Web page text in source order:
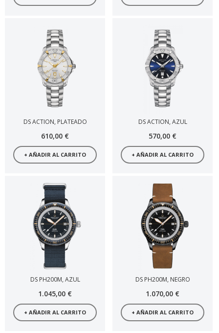
DS ACTION, PLATEADO
610,00 €
+ AÑADIR AL CARRITO
DS ACTION, AZUL
570,00 €
+ AÑADIR AL CARRITO
DS PH200M, AZUL
1.045,00 €
+ AÑADIR AL CARRITO
DS PH200M, NEGRO
1.070,00 €
+ AÑADIR AL CARRITO